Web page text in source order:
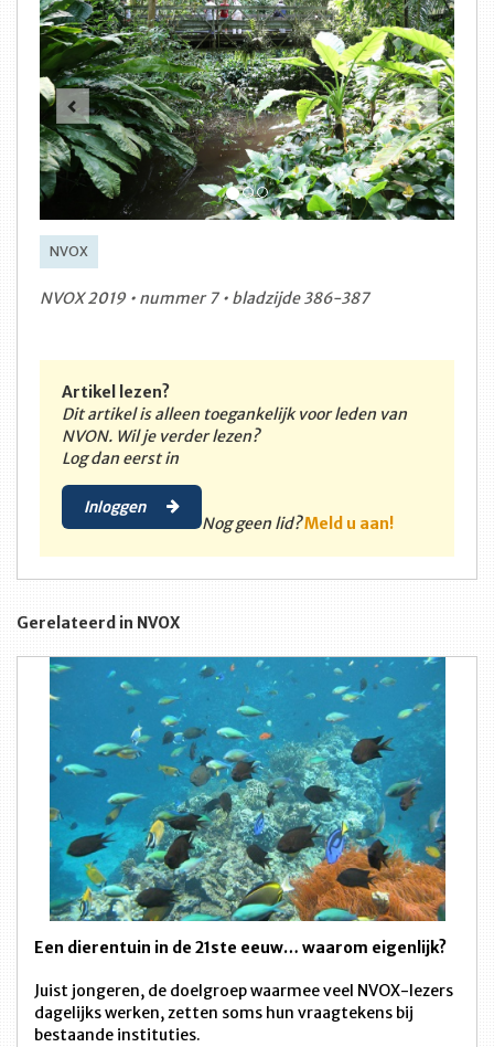
Vorige
NVOX
NVOX 2019 • nummer 7 • bladzijde 386-387
Artikel lezen?
Dit artikel is alleen toegankelijk voor leden van
NVON. Wil je verder lezen?
Log dan eerst in
Inloggen
Nog geen lid?Meld u aan!
Gerelateerd in NVOX
Een dierentuin in de 21ste eeuw… waarom eigenlijk?
Juist jongeren, de doelgroep waarmee veel NVOX-lezers
dagelijks werken, zetten soms hun vraagtekens bij
bestaande instituties.